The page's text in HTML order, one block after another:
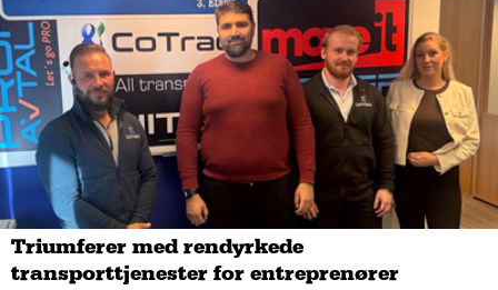
Triumferer med rendyrkede
transporttjenester for entreprenører